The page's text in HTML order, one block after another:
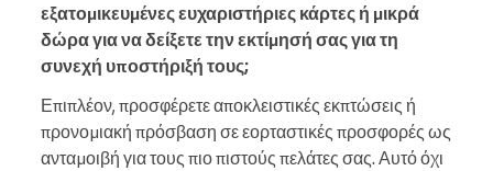
εξατομικευμένες ευχαριστήριες κάρτες ή μικρά
δώρα για να δείξετε την εκτίμησή σας για τη
συνεχή υποστήριξή τους;
Επιπλέον, προσφέρετε αποκλειστικές εκπτώσεις ή
προνομιακή πρόσβαση σε εορταστικές προσφορές ως
ανταμοιβή για τους πιο πιστούς πελάτες σας. Αυτό όχι